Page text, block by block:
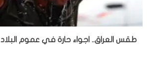
طقس العراق.. اجواء حارة في عموم البلاد